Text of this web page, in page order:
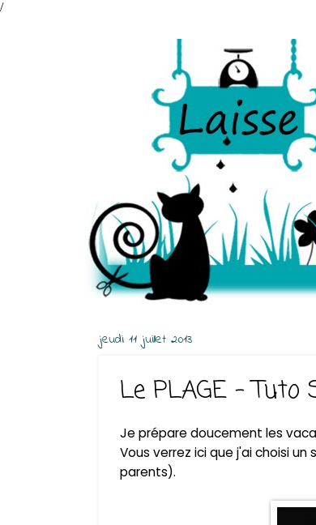
/
jeudi 11 juillet 2013
Le PLAGE - Tuto
Je prépare doucement les
Vous verrez ici que j'ai choisi
parents).